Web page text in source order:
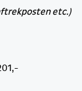
etc.)